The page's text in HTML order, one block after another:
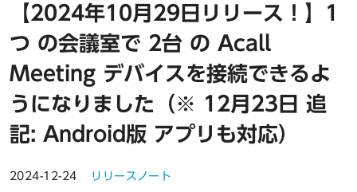
【2024年10月29日リリース！】1
つ の会議室で 2台 の Acall
Meeting デバイスを接続できるよ
うになりました（※ 12月23日 追
記: Android版 アプリも対応）
2024-12-24 リリースノート